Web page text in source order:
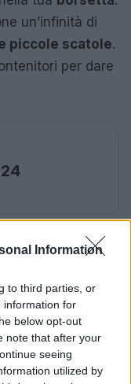
Information
to third parties, or
information for
below opt-out
note that after your
seeing
utilized by
un’infinità di
piccole scatole.
per dare